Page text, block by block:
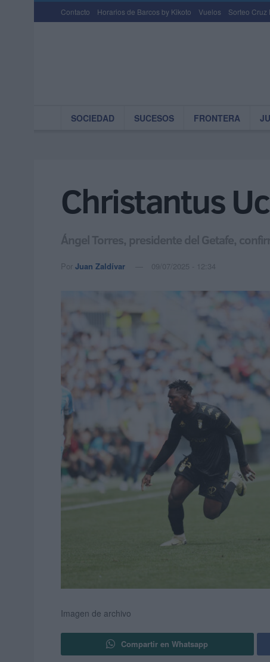
Contacto Horarios de Barcos by Kikoto Vuelos Sorteo Cruz
SOCIEDAD SUCESOS FRONTERA
Christantus
Ángel Torres, presidente del Getafe,
Por Juan Zaldívar 09/07/2025 - 12:34
Imagen de archivo
Compartir en Whatsapp